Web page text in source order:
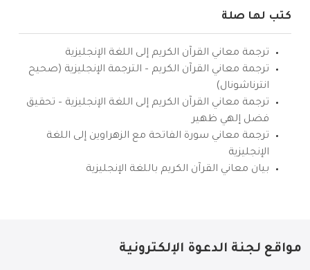
كتب لها صلة
ترجمة معاني القرآن الكريم إلى اللغة الإنجليزية
ترجمة معاني القرآن الكريم – الترجمة الإنجليزية (صحيح
انترناشونال)
ترجمة معاني القرآن الكريم إلى اللغة الإنجليزية – تحقيق
فضل إلهي ظهير
ترجمة معاني سورة الفاتحة مع الزهراوين إلى اللغة
الإنجليزية
بيان معاني القرآن الكريم باللغة الإنجليزية
مواقع لجنة الدعوة الإلكترونية